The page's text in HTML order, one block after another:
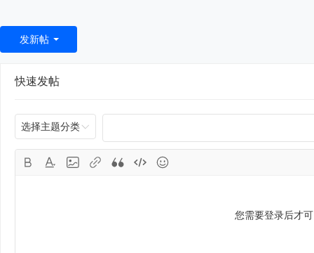
发新帖
快速发帖
选择主题分类
您需要登录后才